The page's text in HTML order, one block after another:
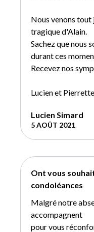
Nous venons tout
tragique d'Alain.
Sachez que nous
durant ces
Recevez nos
Lucien et Pierrette
Lucien Simard
5 AOÛT 2021
Ont vous
condoléances
Malgré notre
accompagnent
pour vous